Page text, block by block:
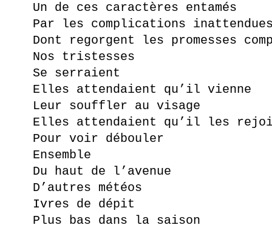
Un de ces caractères entamés
Par les complications
Dont regorgent les promesses
Nos tristesses
Se serraient
Elles attendaient qu’il vienne
Leur souffler au visage
Elles attendaient qu’il les
Pour voir débouler
Ensemble
Du haut de l’avenue
D’autres météos
Ivres de dépit
Plus bas dans la saison